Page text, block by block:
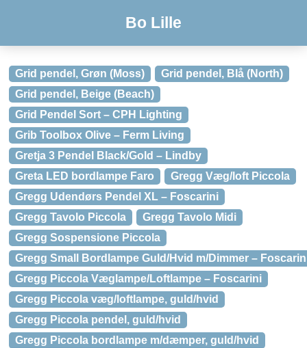
Bo Lille
Grid pendel, Grøn (Moss)
Grid pendel, Blå (North)
Grid pendel, Beige (Beach)
Grid Pendel Sort – CPH Lighting
Grib Toolbox Olive – Ferm Living
Gretja 3 Pendel Black/Gold – Lindby
Greta LED bordlampe Faro
Gregg Væg/loft Piccola
Gregg Udendørs Pendel XL – Foscarini
Gregg Tavolo Piccola
Gregg Tavolo Midi
Gregg Sospensione Piccola
Gregg Small Bordlampe Guld/Hvid m/Dimmer –
Gregg Piccola Væglampe/Loftlampe – Foscarini
Gregg Piccola væg/loftlampe, guld/hvid
Gregg Piccola pendel, guld/hvid
Gregg Piccola bordlampe m/dæmper, guld/hvid